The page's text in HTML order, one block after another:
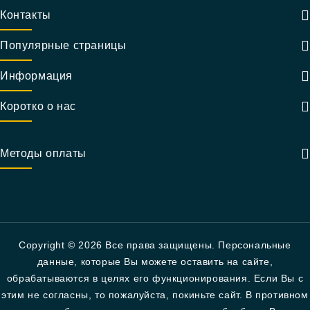
Контакты
Популярные страницы
Информация
Коротко о нас
Методы оплаты
Copyright © 2026 Все права защищены. Персональные
данные, которые Вы можете оставить на сайте,
обрабатываются в целях его функционирования. Если Вы с
этим не согласны, то пожалуйста, покиньте сайт. В противном